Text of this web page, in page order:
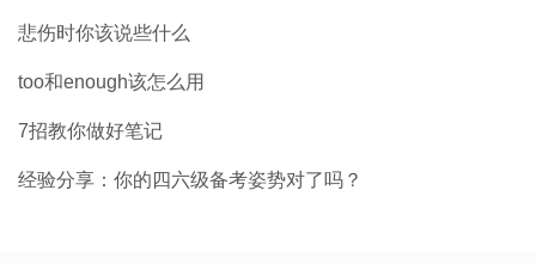
悲伤时你该说些什么
too和enough该怎么用
7招教你做好笔记
经验分享：你的四六级备考姿势对了吗？